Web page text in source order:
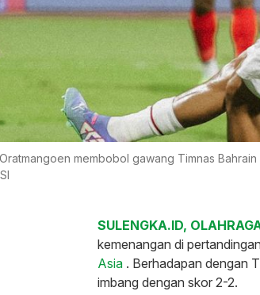
membobol gawang Timnas
SULENGKA.ID,
kemenangan di
Asia . Berhadapan dengan
imbang dengan skor 2-2.